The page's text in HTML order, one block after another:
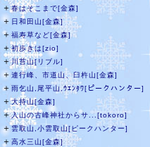
＋春はそこまで[金森]
＋ 日和田山[金森]
＋ 福寿草など[金森]
＋初歩きは[zio]
＋川苔山[リブル]
＋ 連行峰、市道山、臼杵山[金森]
＋ 雨乞山,尾平山,ｳｴﾝﾀﾜ[ピークハンター]
＋大持山[金森]
＋入山の古峰神社からサ...[tokoro]
＋雲取山,小雲取山[ピークハンター]
＋ 高水三山[金森]